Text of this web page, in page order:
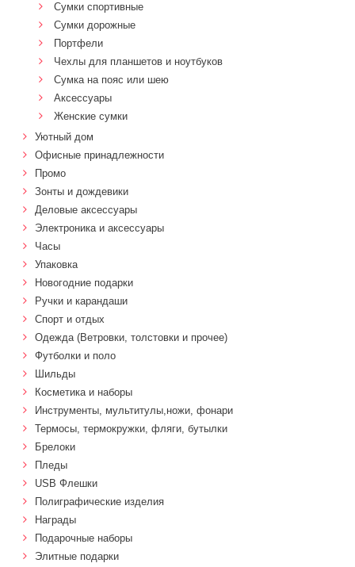
Сумки спортивные
Сумки дорожные
Портфели
Чехлы для планшетов и ноутбуков
Сумка на пояс или шею
Аксессуары
Женские сумки
Уютный дом
Офисные принадлежности
Промо
Зонты и дождевики
Деловые аксессуары
Электроника и аксессуары
Часы
Упаковка
Новогодние подарки
Ручки и карандаши
Спорт и отдых
Одежда (Ветровки, толстовки и прочее)
Футболки и поло
Шильды
Косметика и наборы
Инструменты, мультитулы,ножи, фонари
Термосы, термокружки, фляги, бутылки
Брелоки
Пледы
USB Флешки
Полиграфические изделия
Награды
Подарочные наборы
Элитные подарки